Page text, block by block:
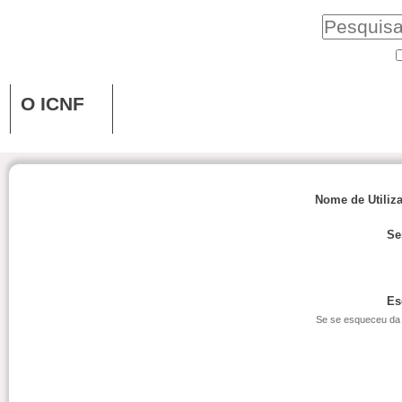
O ICNF
Nome de
Se se esqueceu